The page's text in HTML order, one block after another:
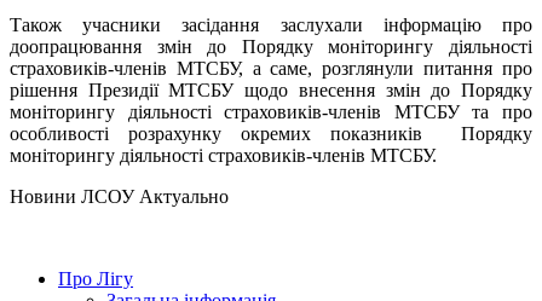
Також учасники засідання заслухали інформацію про
доопрацювання змін до Порядку моніторингу діяльності
страховиків-членів МТСБУ, а саме, розглянули питання про
рішення Президії МТСБУ щодо внесення змін до Порядку
моніторингу діяльності страховиків-членів МТСБУ та про
особливості розрахунку окремих показників Порядку
моніторингу діяльності страховиків-членів МТСБУ.
Hовини ЛСОУ Актуально
Про Лігу